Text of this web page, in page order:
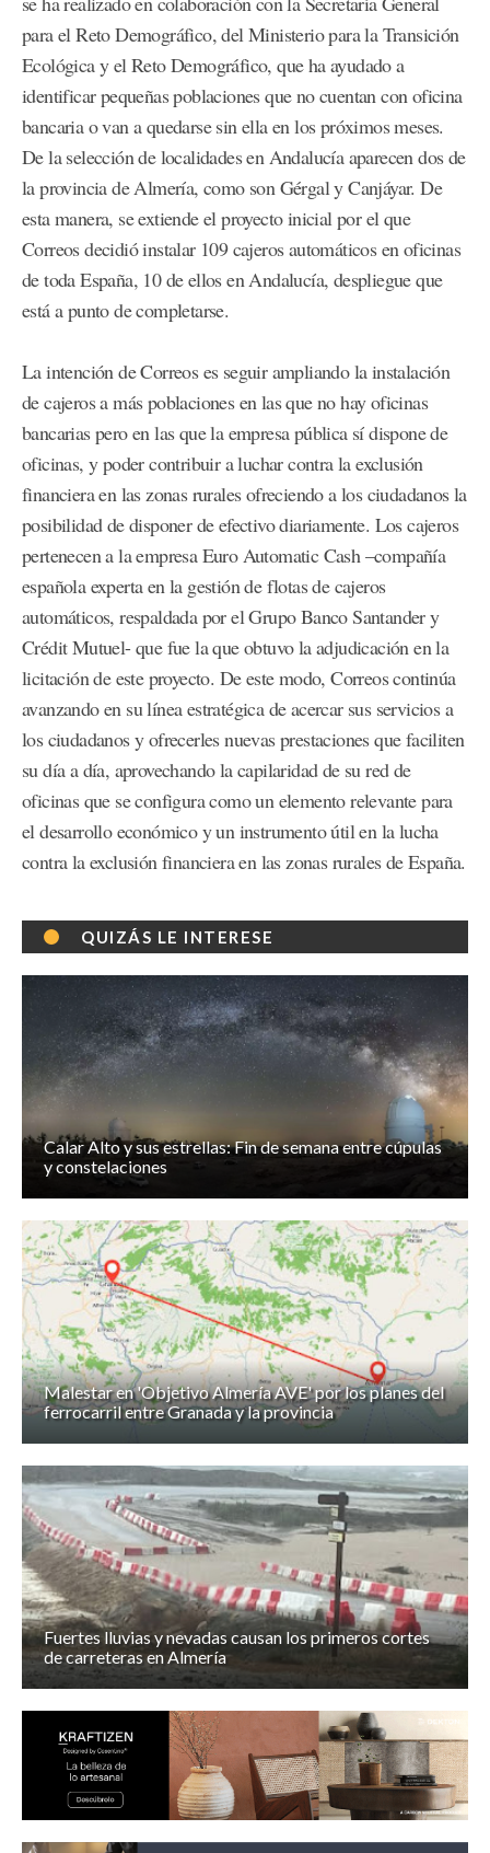
para el Reto Demográfico, del Ministerio para la Transición
Ecológica y el Reto Demográfico, que ha ayudado a
identificar pequeñas poblaciones que no cuentan con oficina
bancaria o van a quedarse sin ella en los próximos meses.
De la selección de localidades en Andalucía aparecen dos de
la provincia de Almería, como son Gérgal y Canjáyar. De
esta manera, se extiende el proyecto inicial por el que
Correos decidió instalar 109 cajeros automáticos en oficinas
de toda España, 10 de ellos en Andalucía, despliegue que
está a punto de completarse.
La intención de Correos es seguir ampliando la instalación
de cajeros a más poblaciones en las que no hay oficinas
bancarias pero en las que la empresa pública sí dispone de
oficinas, y poder contribuir a luchar contra la exclusión
financiera en las zonas rurales ofreciendo a los ciudadanos la
posibilidad de disponer de efectivo diariamente. Los cajeros
pertenecen a la empresa Euro Automatic Cash –compañía
española experta en la gestión de flotas de cajeros
automáticos, respaldada por el Grupo Banco Santander y
Crédit Mutuel- que fue la que obtuvo la adjudicación en la
licitación de este proyecto. De este modo, Correos continúa
avanzando en su línea estratégica de acercar sus servicios a
los ciudadanos y ofrecerles nuevas prestaciones que faciliten
su día a día, aprovechando la capilaridad de su red de
oficinas que se configura como un elemento relevante para
el desarrollo económico y un instrumento útil en la lucha
contra la exclusión financiera en las zonas rurales de España.
QUIZÁS LE INTERESE
Calar Alto y sus estrellas: Fin de semana entre cúpulas
y constelaciones
Malestar en 'Objetivo Almería AVE' por los planes del
ferrocarril entre Granada y la provincia
Fuertes lluvias y nevadas causan los primeros cortes
de carreteras en Almería